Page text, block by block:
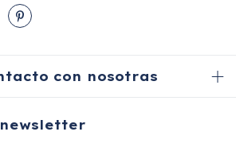
con nosotras